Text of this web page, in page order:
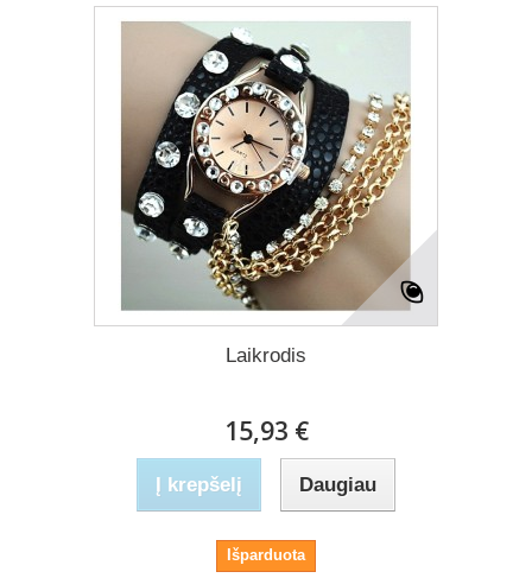
Laikrodis
15,93 €
Į krepšelį Daugiau
Išparduota